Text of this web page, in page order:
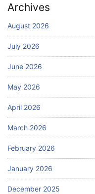
Archives
August 2026
July 2026
June 2026
May 2026
April 2026
March 2026
February 2026
January 2026
December 2025